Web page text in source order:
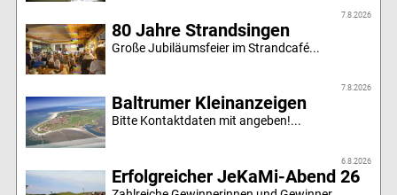
7.8.2026
80 Jahre Strandsingen
Große Jubiläumsfeier im Strandcafé...
7.8.2026
Baltrumer Kleinanzeigen
Bitte Kontaktdaten mit angeben!...
6.8.2026
Erfolgreicher JeKaMi-Abend 26